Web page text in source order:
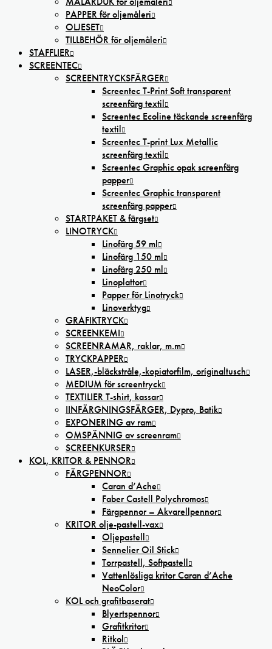
PAPPER för oljemåleri
OLJESET
TILLBEHÖR för oljemåleri
STAFFLIER
SCREENTEC
SCREENTRYCKSFÄRGER
Screentec T-Print Soft transparent
screenfärg textil
Screentec Ecoline täckande screenfärg
textil
Screentec T-print Lux Metallic
screenfärg textil
Screentec Graphic opak screenfärg
papper
Screentec Graphic transparent
screenfärg papper
STARTPAKET & färgset
LINOTRYCK
Linofärg 59 ml
Linofärg 150 ml
Linofärg 250 ml
Linoplattor
Papper för Linotryck
Linoverktyg
GRAFIKTRYCK
SCREENKEMI
SCREENRAMAR, raklar, m.m
TRYCKPAPPER
LASER,-bläckstråle,-kopiatorfilm, oríginaltusch
MEDIUM för screentryck
TEXTILIER T-shirt, kassar
IINFÄRGNINGSFÄRGER, Dypro, Batik
EXPONERING av ram
OMSPÄNNIG av screenram
SCREENKURSER
KOL, KRITOR & PENNOR
FÄRGPENNOR
Caran d’Ache
Faber Castell Polychromos
Färgpennor – Akvarellpennor
KRITOR olje-pastell-vax
Oljepastell
Sennelier Oil Stick
Torrpastell, Softpastell
Vattenlösliga kritor Caran d’Ache
NeoColor
KOL och grafitbaserat
Blyertspennor
Grafitkritor
Ritkol